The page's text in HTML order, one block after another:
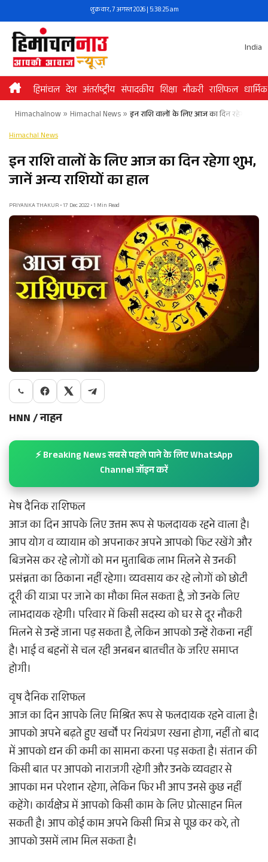
to
content
शुक्रवार, 7 अगस्त 2026 | 5:38:26 am
India
हिमांचल देश अंतर्राष्ट्रीय संपादकीय शिक्षा नौकरी राशिफल धार्मिक
Himachalnow» Himachal News» इन राशि वालों के लिए आज का दिन रहेगा शुभ,
Himachal News
इन राशि वालों के लिए आज का दिन रहेगा शुभ,
जानें अन्य राशियों का हाल
PRIYANKA THAKUR • 17 Dec 2022 • 1 Min Read
HNN / नाहन
⚡ Breaking News सबसे पहले पाने के लिए WhatsApp
Channel जॉइन करें
मेष दैनिक राशिफल
आज का दिन आपके लिए उत्तम रूप से फलदायक रहने वाला है।
आप योग व व्यायाम को अपनाकर अपने आपको फिट रखेंगे और
बिजनेस कर रहे लोगों को मन मुताबिक लाभ मिलने से उनकी
प्रसंन्नता का ठिकाना नहीं रहेगा। व्यवसाय कर रहे लोगों को छोटी
दूरी की यात्रा पर जाने का मौका मिल सकता है, जो उनके लिए
लाभदायक रहेगी। परिवार में किसी सदस्य को घर से दूर नौकरी
मिलने से उन्हें जाना पड़ सकता है, लेकिन आपको उन्हें रोकना नहीं
है। भाई व बहनों से चल रही अनबन बातचीत के जरिए समाप्त
होगी।
वृष दैनिक राशिफल
आज का दिन आपके लिए मिश्रित रूप से फलदायक रहने वाला है।
आपको अपने बढ़ते हुए खर्चों पर नियंत्रण रखना होगा, नहीं तो बाद
में आपको धन की कमी का सामना करना पड़ सकता है। संतान की
किसी बात पर आपको नाराजगी रहेगी और उनके व्यवहार से
आपका मन परेशान रहेगा, लेकिन फिर भी आप उनसे कुछ नहीं
कहेंगे। कार्यक्षेत्र में आपको किसी काम के लिए प्रोत्साहन मिल
सकती है। आप कोई काम अपने किसी मित्र से पूछ कर करे, तो
आपको उसमें लाभ मिल सकता है।